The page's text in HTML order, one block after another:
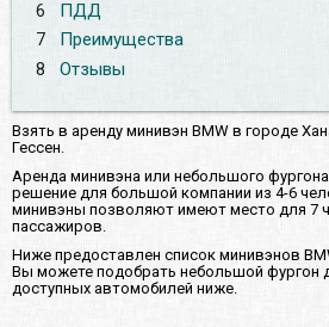
6
ПДД
7
Преимущества
8
Отзывы
Взять в аренду минивэн BMW в городе
Гессен.
Аренда минивэна или небольшого
решение для большой компании из 4-6
минивэны позволяют имеют место для 7
пассажиров.
Ниже предоставлен список минивэнов
Вы можете подобрать небольшой фургон
доступных автомобилей ниже.